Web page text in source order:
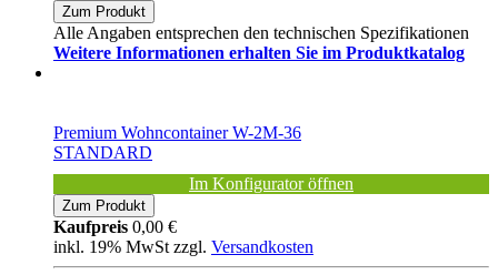
Zum Produkt
Alle Angaben entsprechen den technischen Spezifikationen
Weitere Informationen erhalten Sie im Produktkatalog
Premium Wohncontainer W-2M-36
STANDARD
Im Konfigurator öffnen
Zum Produkt
Kaufpreis 0,00 €
inkl. 19% MwSt zzgl. Versandkosten